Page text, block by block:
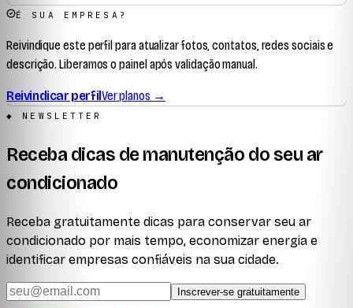
É SUA EMPRESA?
Reivindique este perfil para atualizar fotos, contatos, redes sociais e
descrição. Liberamos o painel após validação manual.
Reivindicar perfilVer planos →
◆ NEWSLETTER
Receba dicas de manutenção do seu ar
condicionado
Receba gratuitamente dicas para conservar seu ar
condicionado por mais tempo, economizar energia e
identificar empresas confiáveis na sua cidade.
Inscrever-se gratuitamente